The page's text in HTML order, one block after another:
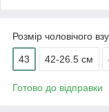
Розмір чоловічого
43 42-26.5 см
Готово до відправки